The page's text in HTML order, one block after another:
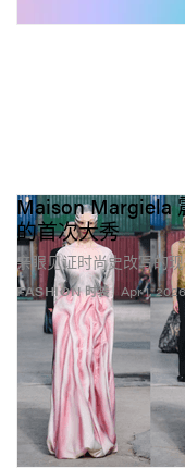
FASHION 时装
Maison Margiela
的首次大秀
亲眼见证时尚史改写的
Apr 1, 2026